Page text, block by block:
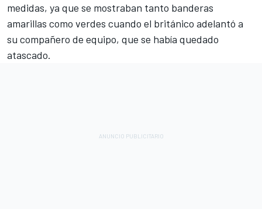
medidas, ya que se mostraban tanto banderas
amarillas como verdes cuando el británico adelantó a
su compañero de equipo, que se había quedado
atascado.